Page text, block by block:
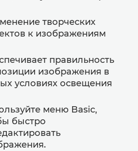
творческих
к изображениям
правильность
изображения в
условиях освещения
меню Basic,
быстро